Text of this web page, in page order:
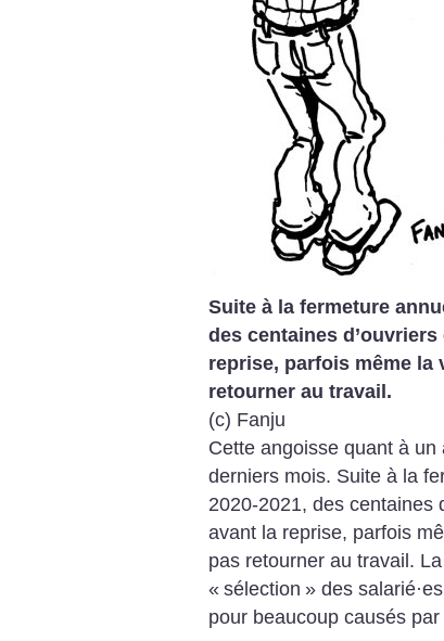
Suite à la fermeture
des centaines
reprise, parfois même la
retourner au travail.
(c) Fanju
Cette angoisse quant à un
derniers mois. Suite à la
2020-2021, des centaines
avant la reprise, parfois
pas retourner au travail.
« sélection » des salarié·
pour beaucoup causés